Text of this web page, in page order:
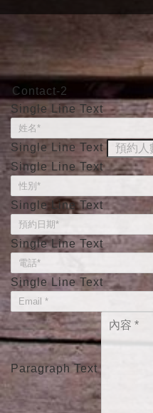
Contact-2
Single Line Text
Single Line Text
Single Line Text
Single Line Text
Single Line Text
Single Line Text
Paragraph Text